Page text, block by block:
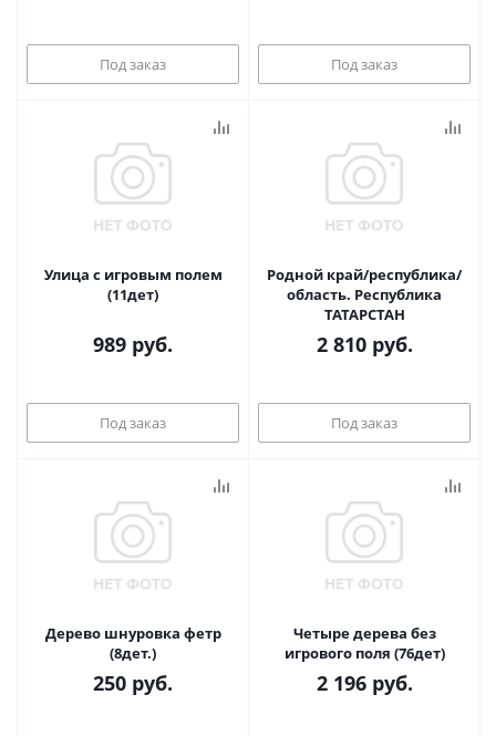
Под заказ Под заказ
Улица с игровым полем
(11дет)
989 руб.
Под заказ
Родной край/республика/
область. Республика
ТАТАРСТАН
2 810руб.
Под заказ
Дерево шнуровка фетр
(8дет.)
250 руб.
Четыре дерева без
игрового поля (76дет)
2 196руб.